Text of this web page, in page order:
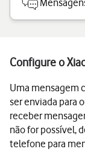
Configure o
Uma mensagem
ser enviada para
receber
não for possível,
telefone para